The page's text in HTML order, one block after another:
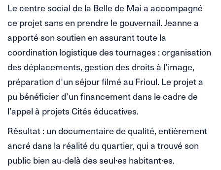
Le centre social de la Belle de Mai a accompagné
ce projet sans en prendre le gouvernail. Jeanne a
apporté son soutien en assurant toute la
coordination logistique des tournages : organisation
des déplacements, gestion des droits à l’image,
préparation d’un séjour filmé au Frioul. Le projet a
pu bénéficier d’un financement dans le cadre de
l’appel à projets Cités éducatives.
Résultat : un documentaire de qualité, entièrement
ancré dans la réalité du quartier, qui a trouvé son
public bien au-delà des seul·es habitant·es.